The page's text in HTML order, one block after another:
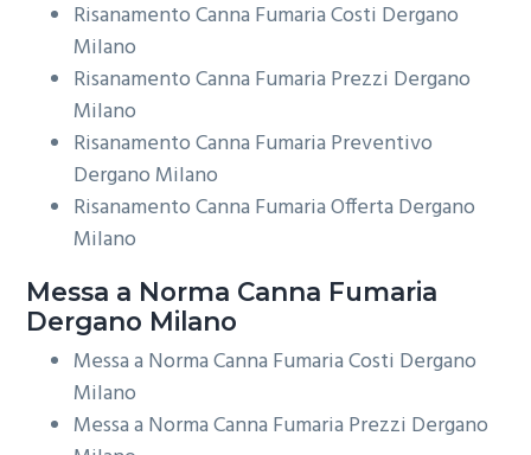
Risanamento Canna Fumaria Costi Dergano
Milano
Risanamento Canna Fumaria Prezzi Dergano
Milano
Risanamento Canna Fumaria Preventivo
Dergano Milano
Risanamento Canna Fumaria Offerta Dergano
Milano
Messa a Norma Canna Fumaria
Dergano Milano
Messa a Norma Canna Fumaria Costi Dergano
Milano
Messa a Norma Canna Fumaria Prezzi Dergano